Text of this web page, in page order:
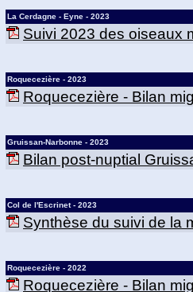
La Cerdagne - Eyne - 2023
Suivi 2023 des oiseaux
Roquecezière - 2023
Roquecezière - Bilan
Gruissan-Narbonne - 2023
Bilan post-nuptial
Col de l'Escrinet - 2023
Synthèse du suivi de la
Roquecezière - 2022
Roquecezière - Bilan